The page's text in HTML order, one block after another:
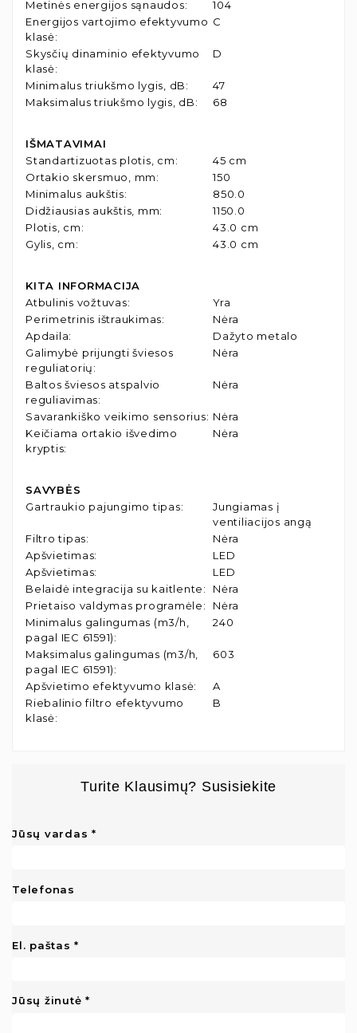
Metinės energijos sąnaudos:
104
Energijos vartojimo efektyvumo
klasė:
C
Skysčių dinaminio efektyvumo
klasė:
D
Minimalus triukšmo lygis, dB:
47
Maksimalus triukšmo lygis, dB: 68
IŠMATAVIMAI
Standartizuotas plotis, cm:
45 cm
Ortakio skersmuo, mm:
150
Minimalus aukštis:
850.0
Didžiausias aukštis, mm:
1150.0
Plotis, cm:
43.0 cm
Gylis, cm: 43.0 cm
KITA INFORMACIJA
Atbulinis vožtuvas:
Yra
Perimetrinis ištraukimas:
Nėra
Apdaila:
Dažyto metalo
Galimybė prijungti šviesos
reguliatorių:
Nėra
Baltos šviesos atspalvio
reguliavimas:
Nėra
Savarankiško veikimo sensorius: Nėra
Keičiama ortakio išvedimo
kryptis:
Nėra
SAVYBĖS
Gartraukio pajungimo tipas:
Jungiamas į
ventiliacijos angą
Filtro tipas:
Nėra
Apšvietimas:
LED
Apšvietimas:
LED
Belaidė integracija su kaitlente:
Nėra
Prietaiso valdymas programėle:
Nėra
Minimalus galingumas (m3/h,
pagal IEC 61591):
240
Maksimalus galingumas (m3/h,
pagal IEC 61591):
603
Apšvietimo efektyvumo klasė:
A
Riebalinio filtro efektyvumo
klasė:
B
Turite Klausimų? Susisiekite
Jūsų vardas
Telefonas
El. paštas
Jūsų žinutė